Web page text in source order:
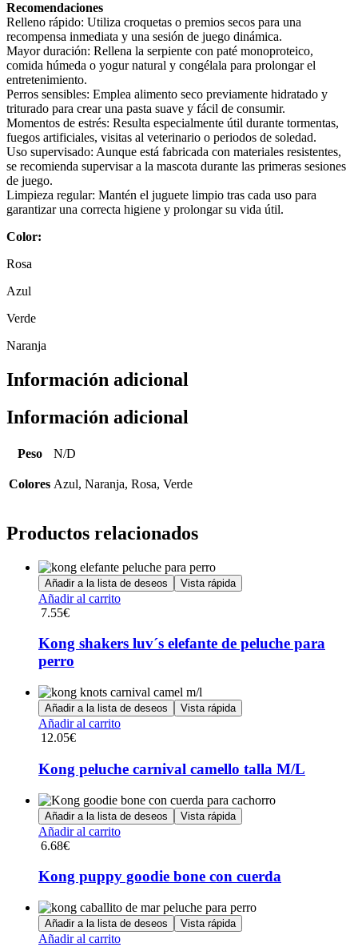
Recomendaciones
Relleno rápido: Utiliza croquetas o premios secos para una
recompensa inmediata y una sesión de juego dinámica.
Mayor duración: Rellena la serpiente con paté monoproteico,
comida húmeda o yogur natural y congélala para prolongar el
entretenimiento.
Perros sensibles: Emplea alimento seco previamente hidratado y
triturado para crear una pasta suave y fácil de consumir.
Momentos de estrés: Resulta especialmente útil durante tormentas,
fuegos artificiales, visitas al veterinario o periodos de soledad.
Uso supervisado: Aunque está fabricada con materiales resistentes,
se recomienda supervisar a la mascota durante las primeras sesiones
de juego.
Limpieza regular: Mantén el juguete limpio tras cada uso para
garantizar una correcta higiene y prolongar su vida útil.
Color:
Rosa
Azul
Verde
Naranja
Información adicional
Información adicional
Peso N/D
Colores Azul, Naranja, Rosa, Verde
Productos relacionados
Añadir a la lista de deseos Vista rápida
Añadir al carrito
7.55€
Kong shakers luv´s elefante de peluche para
perro
Añadir a la lista de deseos Vista rápida
Añadir al carrito
12.05€
Kong peluche carnival camello talla M/L
Añadir a la lista de deseos Vista rápida
Añadir al carrito
6.68€
Kong puppy goodie bone con cuerda
Añadir a la lista de deseos Vista rápida
Añadir al carrito